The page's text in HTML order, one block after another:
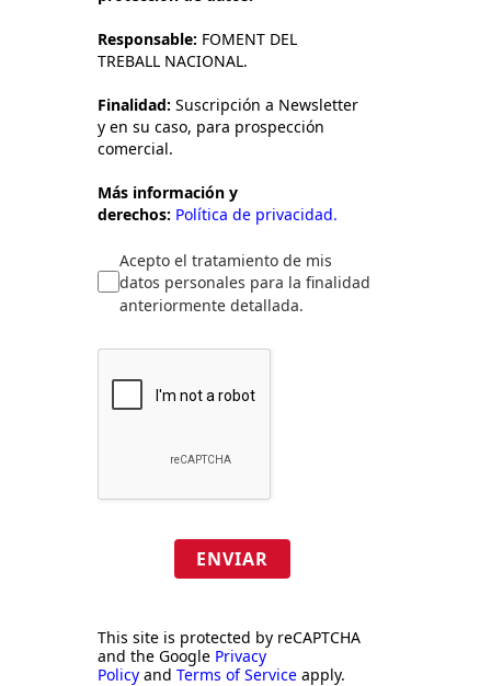
Responsable: FOMENT DEL
TREBALL NACIONAL.
Finalidad: Suscripción a Newsletter
y en su caso, para prospección
comercial.
Más información y
derechos: Política de privacidad.
Acepto el tratamiento de mis
datos personales para la finalidad
anteriormente detallada.
ENVIAR
This site is protected by reCAPTCHA
and the Google Privacy
Policy and Terms of Service apply.